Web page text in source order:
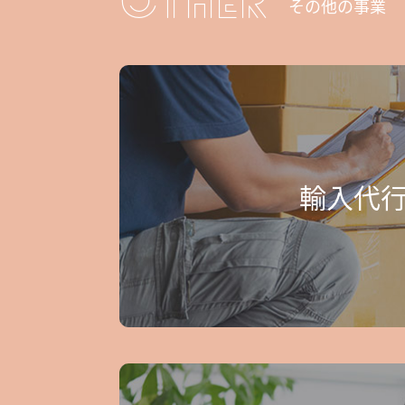
その他の事業
輸入代